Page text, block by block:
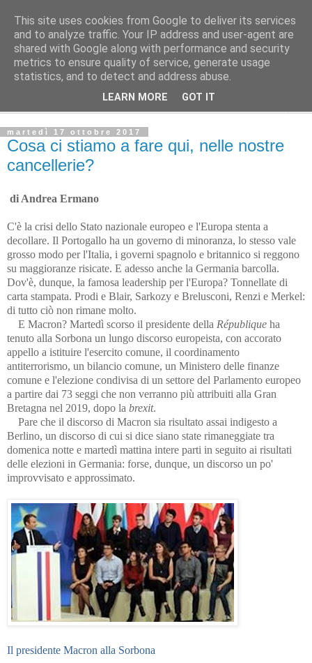
Avvenire dei Lavoratori
Editoriale del direttore
martedì 17 ottobre 2017
Cosa ci stiamo a fare qui, nelle nostre
cancellerie?
di Andrea Ermano
C'è la crisi dello Stato nazionale europeo e l'Europa stenta a
decollare. Il Portogallo ha un governo di minoranza, lo stesso vale
grosso modo per l'Italia, i governi spagnolo e britannico si reggono
su maggioranze risicate. E adesso anche la Germania barcolla.
Dov'è, dunque, la fa­mo­sa leadership per l'Europa? Tonnellate di
carta stampata. Prodi e Blair, Sarkozy e Brelusconi, Renzi e Merkel:
di tutto ciò non rimane molto.
E Macron? Martedì scorso il presidente della République ha
tenuto alla Sorbona un lungo discorso europeista, con accorato
appello a istituire l'esercito comune, il coordinamento
antiterrorismo, un bilancio comune, un Ministero delle finanze
comune e l'elezione condivisa di un settore del Parlamento europeo
a partire dai 73 seggi che non verranno più attribuiti alla Gran
Bretagna nel 2019, dopo la brexit.
Pare che il discorso di Macron sia risultato assai indigesto a
Berlino, un discorso di cui si dice siano state rimaneggiate tra
domenica notte e martedì mattina intere parti in seguito ai risultati
delle elezioni in Germania: forse, dunque, un discorso un po'
improvvisato e approssimato.
Il presidente Macron alla Sorbona
This site uses cookies from Google to deliver its services
and to analyze traffic. Your IP address and user-agent are
shared with Google along with performance and security
metrics to ensure quality of service, generate usage
statistics, and to detect and address abuse.
LEARN MORE GOT IT